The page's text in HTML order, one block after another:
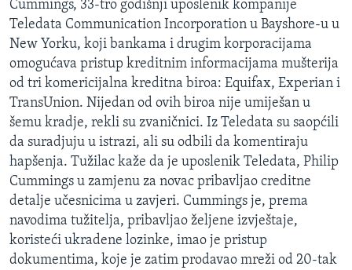
Cummings, 33-tro godišnji uposlenik kompanije
Teledata Communication Incorporation u Bayshore-u u
New Yorku, koji bankama i drugim korporacijama
omogućava pristup kreditnim informacijama mušterija
od tri komericijalna kreditna biroa: Equifax, Experian i
TransUnion. Nijedan od ovih biroa nije umiješan u
šemu kradje, rekli su zvaničnici. Iz Teledata su saopćili
da suradjuju u istrazi, ali su odbili da komentiraju
hapšenja. Tužilac kaže da je uposlenik Teledata, Philip
Cummings u zamjenu za novac pribavljao creditne
detalje učesnicima u zavjeri. Cummings je, prema
navodima tužitelja, pribavljao željene izvještaje,
koristeći ukradene lozinke, imao je pristup
dokumentima, koje je zatim prodavao mreži od 20-tak